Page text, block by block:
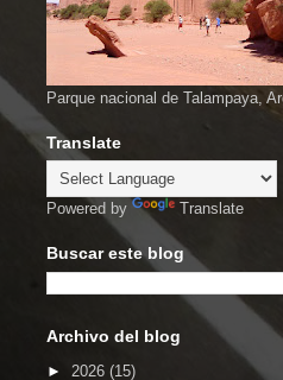
Parque nacional de Talampaya,
Translate
Powered by Translate
Buscar este blog
Archivo del blog
► 2026 (15)